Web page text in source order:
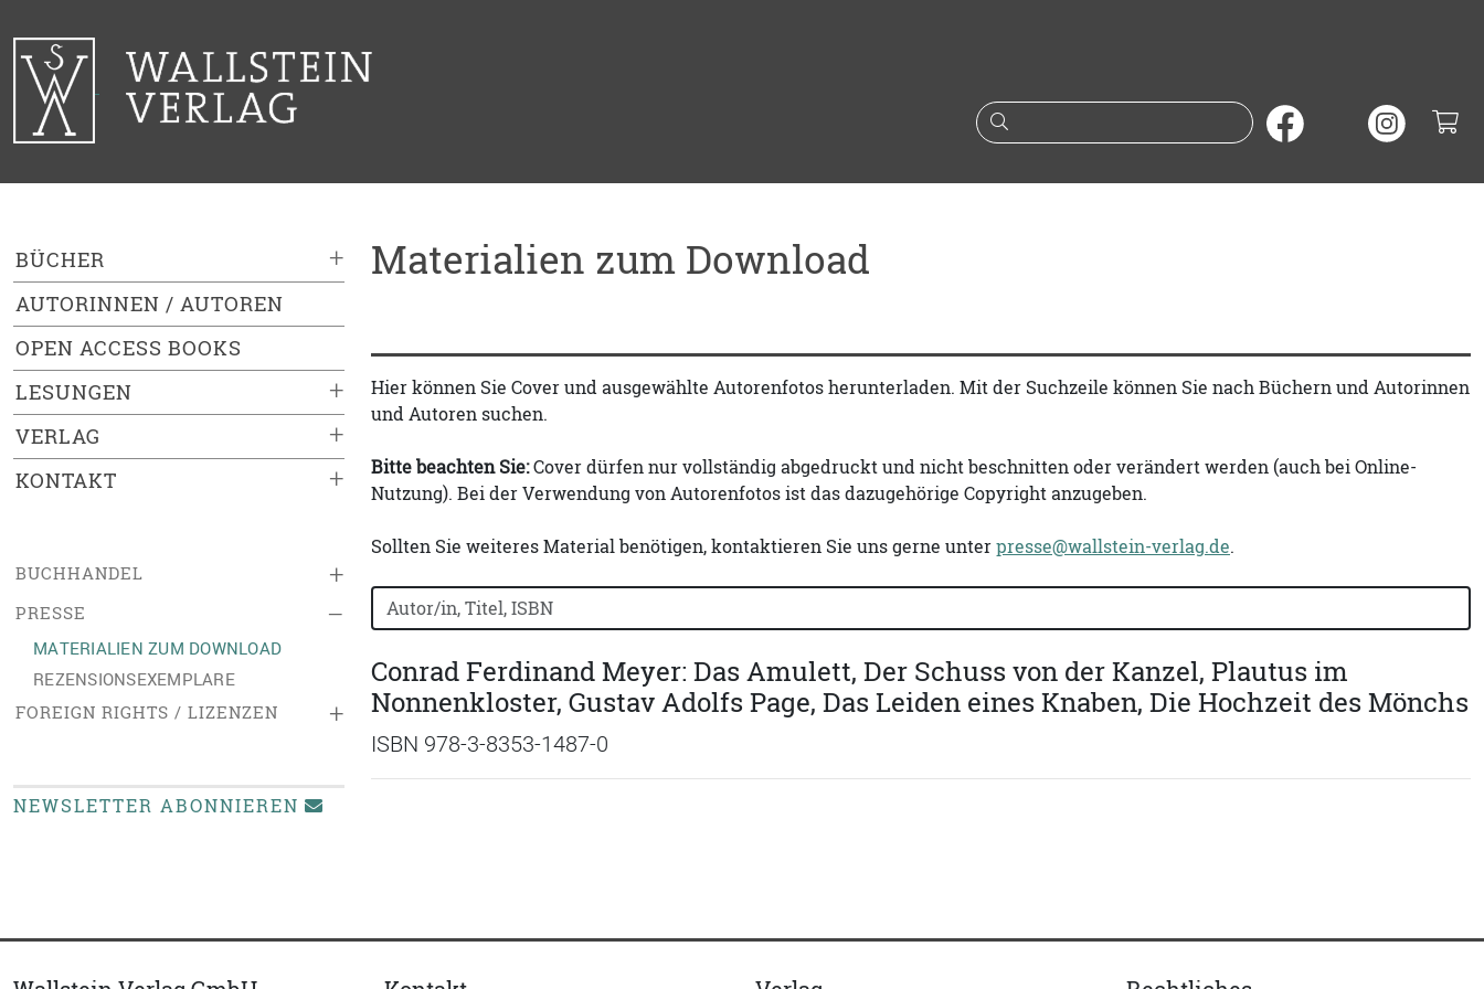
Suche nach Büchern oder
+
BÜCHER
AUTORINNEN / AUTOREN
OPEN ACCESS BOOKS
+
LESUNGEN
+
VERLAG
+
KONTAKT
+
BUCHHANDEL
–
PRESSE
MATERIALIEN ZUM DOWNLOAD
REZENSIONSEXEMPLARE
+
FOREIGN RIGHTS / LIZENZEN
NEWSLETTER ABONNIEREN
Materialien zum Download
Hier können Sie Cover und ausgewählte Autorenfotos herunterladen. Mit der Suchzeile können Sie nach Büchern und Autorinnen
und Autoren suchen.
Bitte beachten Sie:Cover dürfen nur vollständig abgedruckt und nicht beschnitten oder verändert werden (auch bei Online-
Nutzung). Bei der Verwendung von Autorenfotos ist das dazugehörige Copyright anzugeben.
Sollten Sie weiteres Material benötigen, kontaktieren Sie uns gerne unterpresse@wallstein-verlag.de.
Bücher nach Buchtitel, Autorennamen oder ISBN suchen:
Conrad Ferdinand Meyer: Das Amulett, Der Schuss von der Kanzel, Plautus im
Nonnenkloster, Gustav Adolfs Page, Das Leiden eines Knaben, Die Hochzeit des Mönchs
ISBN 978-3-8353-1487-0